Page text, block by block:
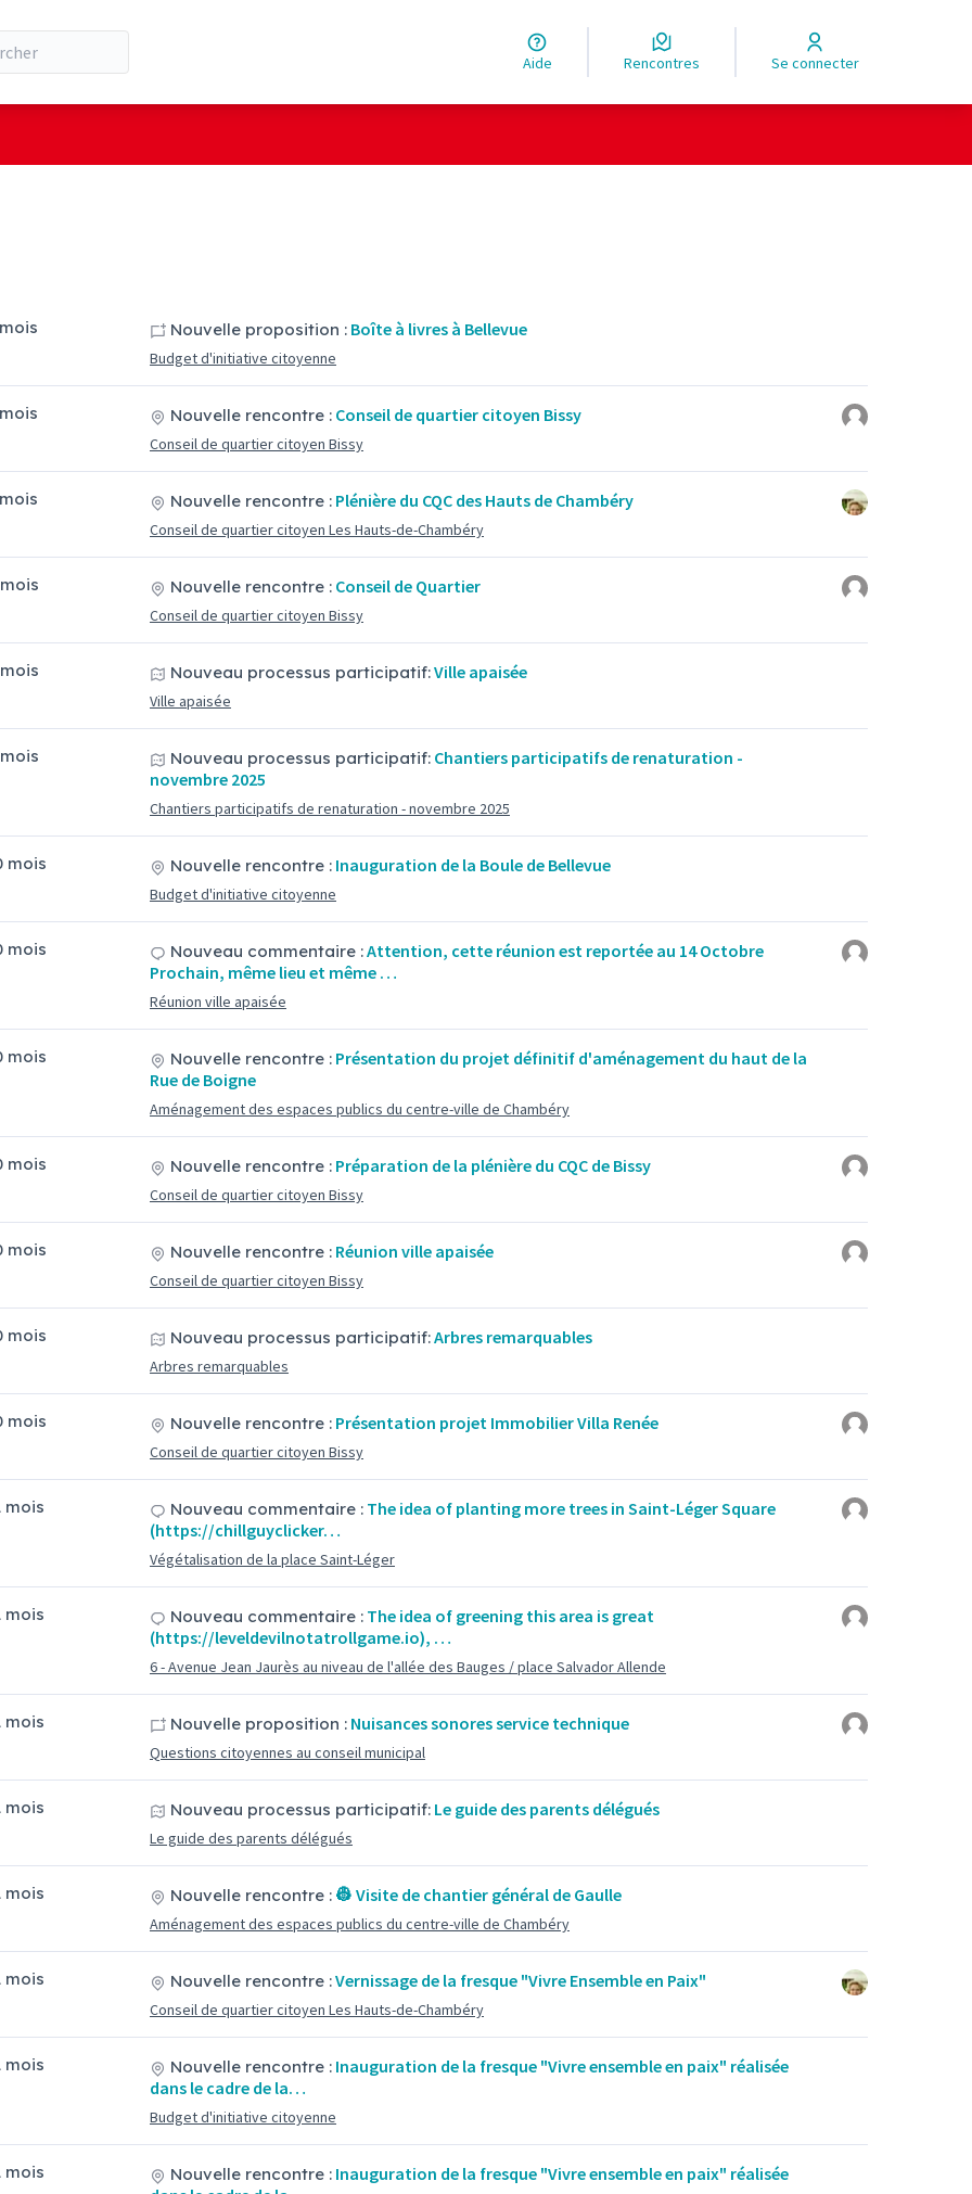
Aide Rencontres Se connecter
Nouvelle proposition : Boîte à livres à Bellevue
Budget d'initiative citoyenne
Nouvelle rencontre : Conseil de quartier citoyen Bissy
Conseil de quartier citoyen Bissy
Nouvelle rencontre : Plénière du CQC des Hauts de Chambéry
Conseil de quartier citoyen Les Hauts-de-Chambéry
Nouvelle rencontre : Conseil de Quartier
Conseil de quartier citoyen Bissy
Nouveau processus participatif:Ville apaisée
Ville apaisée
Nouveau processus participatif: Chantiers participatifs de renaturation -
novembre 2025
Chantiers participatifs de renaturation - novembre 2025
mois Nouvelle rencontre : Inauguration de la Boule de Bellevue
Budget d'initiative citoyenne
mois Nouveau commentaire :Attention, cette réunion est reportée au 14 Octobre
Prochain, même lieu et même …
Réunion ville apaisée
mois Nouvelle rencontre : Présentation du projet définitif d'aménagement du haut de la
Rue de Boigne
Aménagement des espaces publics du centre-ville de Chambéry
mois Nouvelle rencontre : Préparation de la plénière du CQC de Bissy
Conseil de quartier citoyen Bissy
mois Nouvelle rencontre : Réunion ville apaisée
Conseil de quartier citoyen Bissy
mois Nouveau processus participatif:Arbres remarquables
Arbres remarquables
mois Nouvelle rencontre : Présentation projet Immobilier Villa Renée
Conseil de quartier citoyen Bissy
mois Nouveau commentaire : The idea of ​​planting more trees in Saint-Léger Square
(https://chillguyclicker…
Végétalisation de la place Saint-Léger
mois Nouveau commentaire : The idea of ​​greening this area is great
(https://leveldevilnotatrollgame.io), …
6 - Avenue Jean Jaurès au niveau de l'allée des Bauges / place Salvador Allende
mois Nouvelle proposition : Nuisances sonores service technique
Questions citoyennes au conseil municipal
mois Nouveau processus participatif: Le guide des parents délégués
Le guide des parents délégués
mois Nouvelle rencontre : 👷 Visite de chantier général de Gaulle
Aménagement des espaces publics du centre-ville de Chambéry
mois Nouvelle rencontre :Vernissage de la fresque "Vivre Ensemble en Paix"
Conseil de quartier citoyen Les Hauts-de-Chambéry
mois Nouvelle rencontre : Inauguration de la fresque "Vivre ensemble en paix" réalisée
dans le cadre de la…
Budget d'initiative citoyenne
mois Nouvelle rencontre : Inauguration de la fresque "Vivre ensemble en paix" réalisée